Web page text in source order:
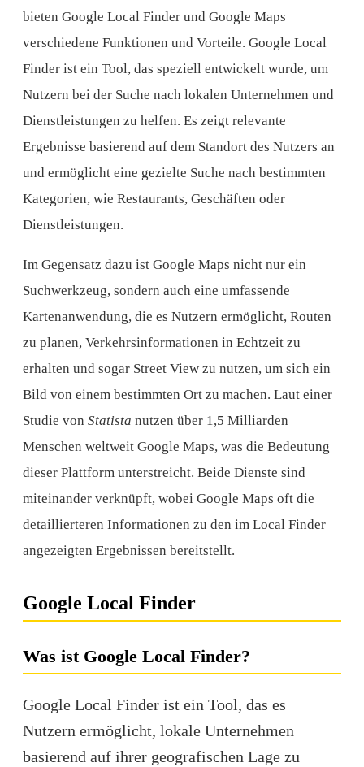
bieten Google Local Finder und Google Maps
verschiedene Funktionen und Vorteile. Google Local
Finder ist ein Tool, das speziell entwickelt wurde, um
Nutzern bei der Suche nach lokalen Unternehmen und
Dienstleistungen zu helfen. Es zeigt relevante
Ergebnisse basierend auf dem Standort des Nutzers an
und ermöglicht eine gezielte Suche nach bestimmten
Kategorien, wie Restaurants, Geschäften oder
Dienstleistungen.
Im Gegensatz dazu ist Google Maps nicht nur ein
Suchwerkzeug, sondern auch eine umfassende
Kartenanwendung, die es Nutzern ermöglicht, Routen
zu planen, Verkehrsinformationen in Echtzeit zu
erhalten und sogar Street View zu nutzen, um sich ein
Bild von einem bestimmten Ort zu machen. Laut einer
Studie von Statista nutzen über 1,5 Milliarden
Menschen weltweit Google Maps, was die Bedeutung
dieser Plattform unterstreicht. Beide Dienste sind
miteinander verknüpft, wobei Google Maps oft die
detaillierteren Informationen zu den im Local Finder
angezeigten Ergebnissen bereitstellt.
Google Local Finder
Was ist Google Local Finder?
Google Local Finder ist ein Tool, das es
Nutzern ermöglicht, lokale Unternehmen
basierend auf ihrer geografischen Lage zu